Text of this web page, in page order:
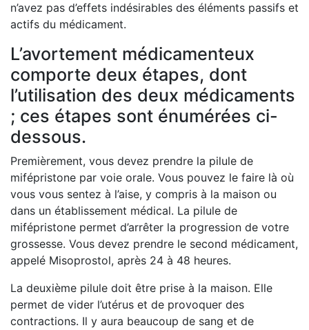
n’avez pas d’effets indésirables des éléments passifs et
actifs du médicament.
L’avortement médicamenteux
comporte deux étapes, dont
l’utilisation des deux médicaments
; ces étapes sont énumérées ci-
dessous.
Premièrement, vous devez prendre la pilule de
mifépristone par voie orale. Vous pouvez le faire là où
vous vous sentez à l’aise, y compris à la maison ou
dans un établissement médical. La pilule de
mifépristone permet d’arrêter la progression de votre
grossesse. Vous devez prendre le second médicament,
appelé Misoprostol, après 24 à 48 heures.
La deuxième pilule doit être prise à la maison. Elle
permet de vider l’utérus et de provoquer des
contractions. Il y aura beaucoup de sang et de